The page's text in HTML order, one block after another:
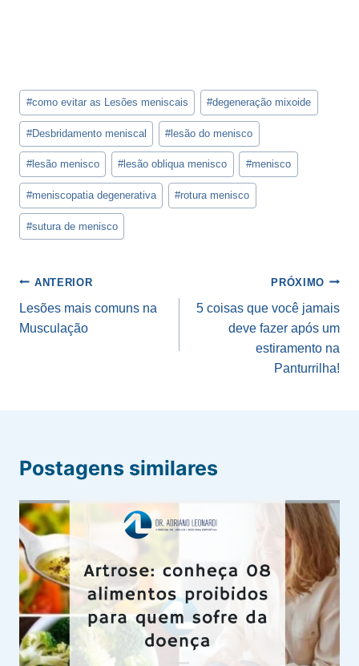
Tags
do
Post:
#como evitar as Lesões meniscais #degeneração mixoide
#Desbridamento meniscal #lesão do menisco
#lesão menisco #lesão obliqua menisco #menisco
#meniscopatia degenerativa #rotura menisco
#sutura de menisco
Navegação
de
Post
ANTERIOR
Lesões mais comuns na
Musculação
PRÓXIMO
5 coisas que você jamais
deve fazer após um
estiramento na
Panturrilha!
Postagens similares